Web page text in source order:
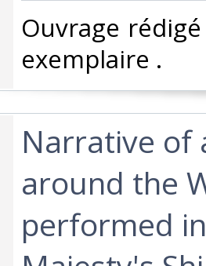
‎Ouvrage
exemplaire .‎
‎Narrative of
around the
performed